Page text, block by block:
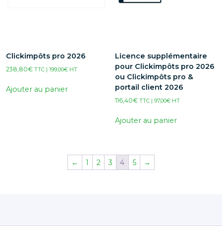
Clickimpôts pro 2026
238,80€ TTC | 199,00€ HT
Ajouter au panier
Licence supplémentaire
pour Clickimpôts pro 2026
ou Clickimpôts pro &
portail client 2026
116,40€ TTC |97,00€ HT
Ajouter au panier
← 1 2 3 4 5 →